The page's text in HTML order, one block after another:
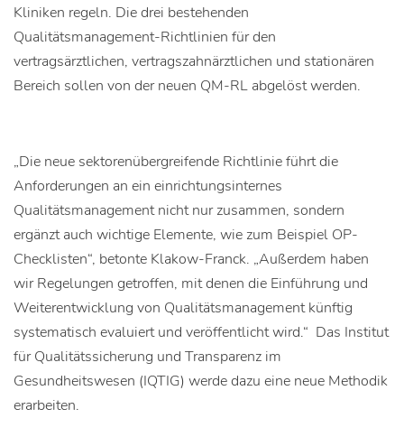
Kliniken regeln. Die drei bestehenden
Qualitätsmanagement-Richtlinien für den
vertragsärztlichen, vertragszahnärztlichen und stationären
Bereich sollen von der neuen QM-RL abgelöst werden.
„Die neue sektorenübergreifende Richtlinie führt die
Anforderungen an ein einrichtungsinternes
Qualitätsmanagement nicht nur zusammen, sondern
ergänzt auch wichtige Elemente, wie zum Beispiel OP-
Checklisten“, betonte Klakow-Franck. „Außerdem haben
wir Regelungen getroffen, mit denen die Einführung und
Weiterentwicklung von Qualitätsmanagement künftig
systematisch evaluiert und veröffentlicht wird.“ Das Institut
für Qualitätssicherung und Transparenz im
Gesundheitswesen (IQTIG) werde dazu eine neue Methodik
erarbeiten.